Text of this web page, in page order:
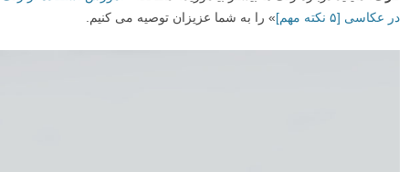
در عکاسی [۵ نکته مهم]
» را به شما عزیزان توصیه می کنیم.